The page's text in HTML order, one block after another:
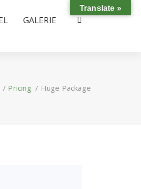
GALERIE
/ Pricing / Huge Package
Translate »